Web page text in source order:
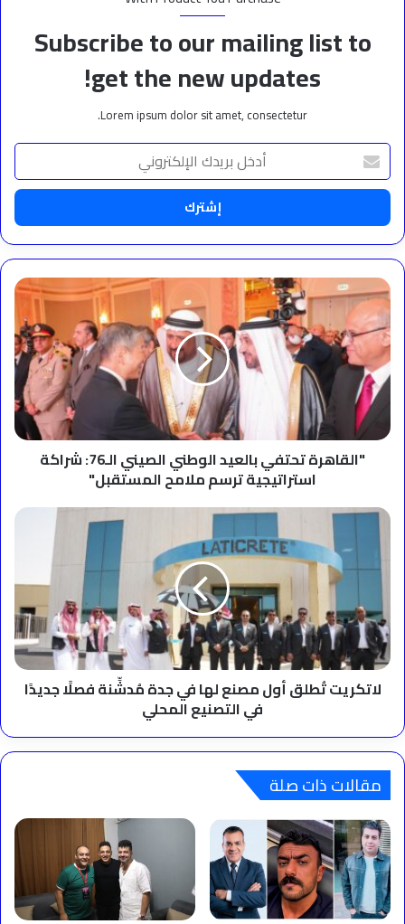
Subscribe to our mailing list to
get the new updates!
Lorem ipsum dolor sit amet, consectetur.
أدخل
بريدك
الإلكتروني
"القاهرة
تحتفي
بالعيد
الوطني
الصيني
الـ76:
شراكة
استراتيجية
ترسم
ملامح
"القاهرة تحتفي بالعيد الوطني الصيني الـ76: شراكة
استراتيجية ترسم ملامح المستقبل"
لاتكريت
تُطلق
أول
مصنع
في
جدة
مُدشِّنة
فصلًا
جديدًا
المحلي
لاتكريت تُطلق أول مصنع لها في جدة مُدشِّنة فصلًا جديدًا
في التصنيع المحلي
مقالات ذات صلة